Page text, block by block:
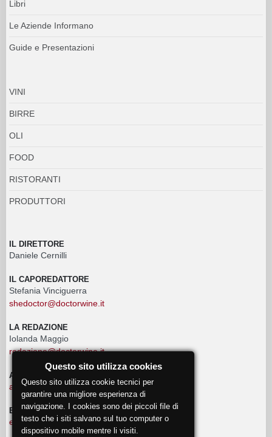
Libri
Le Aziende Informano
Guide e Presentazioni
VINI
BIRRE
OLI
FOOD
RISTORANTI
PRODUTTORI
IL DIRETTORE
Daniele Cernilli
IL CAPOREDATTORE
Stefania Vinciguerra
shedoctor@doctorwine.it
LA REDAZIONE
Iolanda Maggio
redazione@doctorwine.it
ADVERTISING
advertising@doctorwine.it
EVENTI
eventi@doctorwine.it
Questo sito utilizza cookies
Questo sito utilizza cookie tecnici per
garantire una migliore esperienza di
navigazione. I cookies sono dei piccoli file di
testo che i siti salvano sul tuo computer o
dispositivo mobile mentre li visiti.